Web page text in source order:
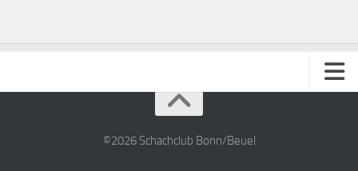
©2026 Schachclub Bonn/Beuel